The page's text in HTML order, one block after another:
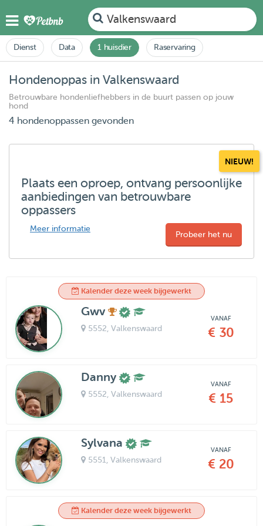
Valkenswaard
Dienst Data 1 huisdier Raservaring
Hondenoppas in Valkenswaard
Betrouwbare hondenliefhebbers in de buurt passen op jouw
hond
4 hondenoppassen gevonden
NIEUW!
Plaats een oproep, ontvang persoonlijke
aanbiedingen van betrouwbare
oppassers
Meer informatie
Probeer het nu
Kalender deze week bijgewerkt
Gwv
5552 , Valkenswaard
VANAF
€ 30
Danny
5552 , Valkenswaard
VANAF
€ 15
Sylvana
5551 , Valkenswaard
VANAF
€ 20
Kalender deze week bijgewerkt